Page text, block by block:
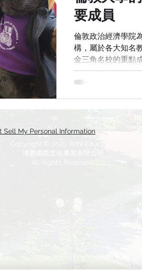
University of Leeds
University of Sheffield
University of Bath
學 英國留學生活
要成員
倫敦政治經濟學院
構，屬於各大知名
金三角名校的重點
通常入學平均標準
的部分，雅思需要
Sell My Personal Information